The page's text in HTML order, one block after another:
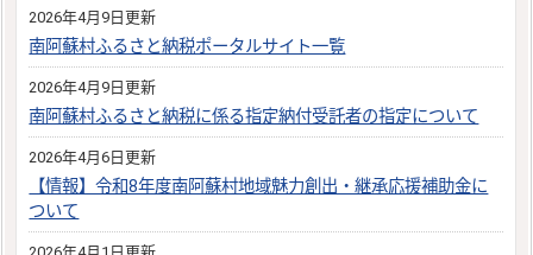
2026年4月9日更新
南阿蘇村ふるさと納税ポータルサイト一覧
2026年4月9日更新
南阿蘇村ふるさと納税に係る指定納付受託者の指定について
2026年4月6日更新
【情報】令和8年度南阿蘇村地域魅力創出・継承応援補助金に
ついて